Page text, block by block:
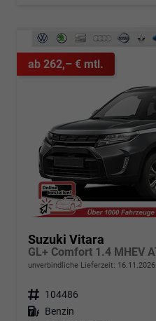
ab 262,– € mtl.
Suzuki Vitara
unverbindliche Lieferzeit: 16.11.2026
Fahrzeugnr. 104486
Kraftstoff Benzin